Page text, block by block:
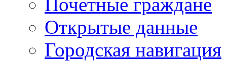
Открытые данные
Городская навигация